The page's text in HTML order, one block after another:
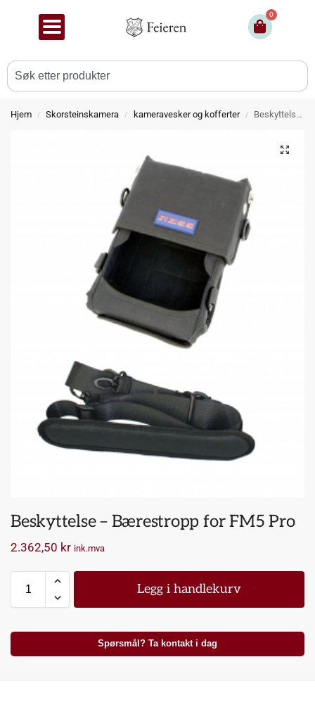
0
Hjem / Skorsteinskamera / kameravesker og kofferter / Beskyttelse – Bærestropp for FM5 Pro
Beskyttelse – Bærestropp for FM5 Pro
2.362,50 kr ink.mva
Legg i handlekurv
Spørsmål? Ta kontakt i dag